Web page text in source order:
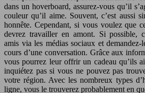
dans un hoverboard, assurez-vous qu’il
couleur qu’il aime. Souvent, c’est aussi
honnête. Cependant, si vous voulez que
devrez travailler en amont. Si possible,
amis via les médias sociaux et demandez-
cours d’une conversation. Grâce aux
vous pourrez leur offrir un cadeau qu’ils
inquiétez pas si vous ne pouvez pas
votre région. Avec les nombreux types
ligne, vous le trouverez probablement en